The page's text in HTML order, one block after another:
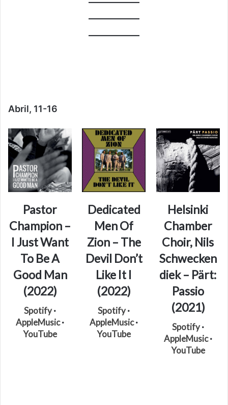
Abril, 11-16
Pastor
Champion –
I Just Want
To Be A
Good Man
(2022)
Spotify·
AppleMusic·
YouTube
Dedicated
Men Of
Zion – The
Devil Don’t
Like It I
(2022)
Spotify·
AppleMusic·
YouTube
Helsinki
Chamber
Choir, Nils
Schwecken
diek – Pärt:
Passio
(2021)
Spotify·
AppleMusic·
YouTube